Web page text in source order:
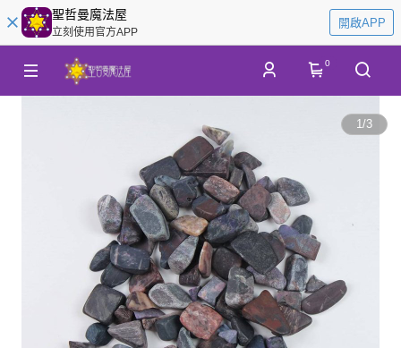
聖哲曼魔法屋
立刻使用官方APP
開啟APP
0
1/3